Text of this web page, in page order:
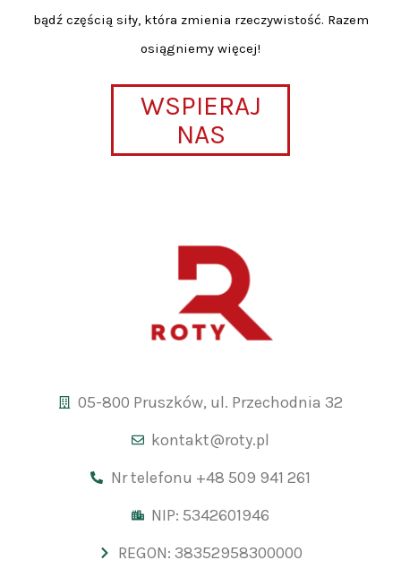
bądź częścią siły, która zmienia rzeczywistość. Razem
osiągniemy więcej!
WSPIERAJ
NAS
05-800 Pruszków, ul. Przechodnia 32
kontakt@roty.pl
Nr telefonu +48 509 941 261
NIP: 5342601946
REGON: 38352958300000